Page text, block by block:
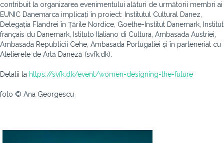
contribuit la organizarea evenimentului alături de următorii membri ai
EUNIC Danemarca implicați în proiect: Institutul Cultural Danez,
Delegația Flandrei în Țările Nordice, Goethe-Institut Danemark, Institut
français du Danemark, Istituto Italiano di Cultura, Ambasada Austriei,
Ambasada Republicii Cehe, Ambasada Portugaliei și în parteneriat cu
Atelierele de Artă Daneză (svfk.dk).
Detalii la https://svfk.dk/event/women-designing-the-future
foto © Ana Georgescu